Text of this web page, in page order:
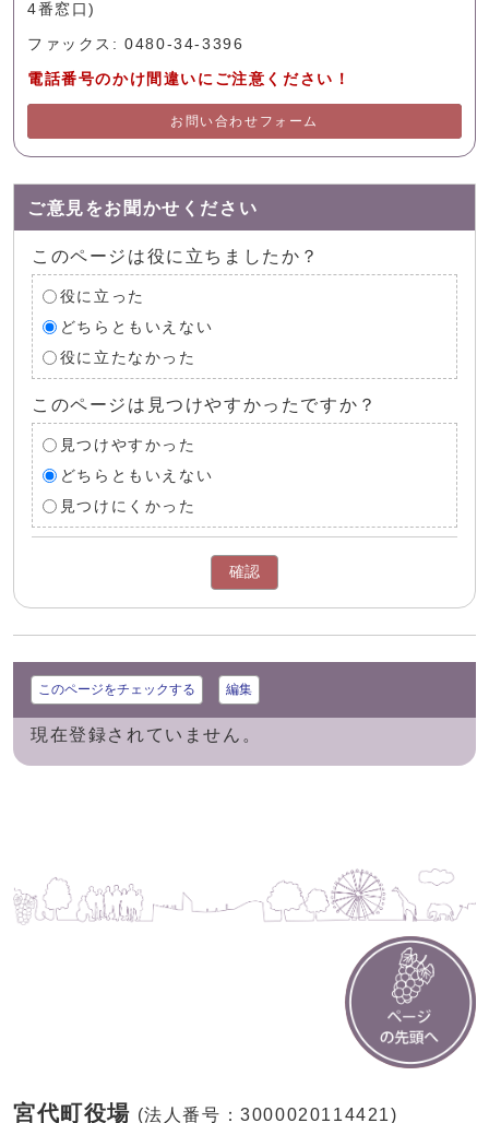
4番窓口)
ファックス: 0480-34-3396
電話番号のかけ間違いにご注意ください！
お問い合わせフォーム
ご意見をお聞かせください
このページは役に立ちましたか？
役に立った
どちらともいえない
役に立たなかった
このページは見つけやすかったですか？
見つけやすかった
どちらともいえない
見つけにくかった
確認
このページをチェックする 編集
現在登録されていません。
宮代町役場 (法人番号：3000020114421)